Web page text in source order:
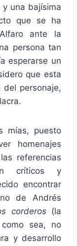
una bajísima
que se ha
ante la
persona tan
esperarse un
que esta
personaje,
mías, puesto
homenajes
referencias
críticos y
encontrar
de Andrés
corderos(la
sea, no
y desarrollo